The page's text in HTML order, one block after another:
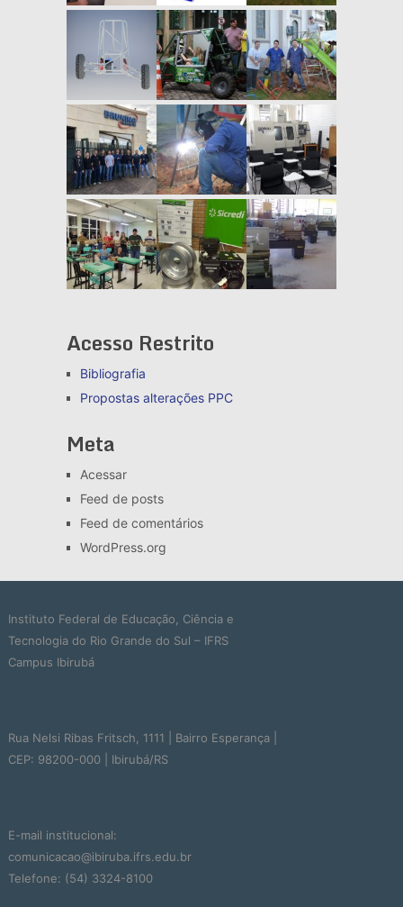
Acesso Restrito
Bibliografia
Propostas alteraçõesPPC
Meta
Acessar
Feed de posts
Feed de comentários
WordPress.org
Instituto Federal de Educação, Ciência e
Tecnologia do Rio Grande do Sul – IFRS
Campus Ibirubá
Rua Nelsi Ribas Fritsch, 1111 | Bairro Esperança |
CEP: 98200-000 | Ibirubá/RS
E-mail institucional:
comunicacao@ibiruba.ifrs.edu.br
Telefone: (54) 3324-8100